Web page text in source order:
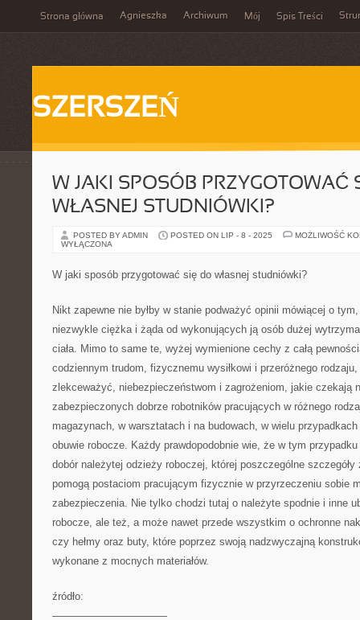
Strona główna Agnieszka Archiwum Mój Spis Treści
SZERSZEŃ
W JAKI SPOSÓB PRZYGOTOWAĆ
WŁASNEJ STUDNIÓWKI?
POSTED BY ADMIN POSTED ON LIP - 8 - 2025
MOŻLIWOŚĆ
WYŁĄCZONA
W jaki sposób przygotować się do własnej studniówki?
Nikt zapewne nie byłby w stanie podważyć opinii mówiącej o
niezwykle ciężka i żąda od wykonujących ją osób dużej
ciała. Mimo to same te, wyżej wymienione cechy z całą
codziennym trudom, fizycznemu wysiłkowi i przeróżnego
zlekceważyć, niebezpieczeństwom i zagrożeniom, jakie czekają
zabezpieczonych dobrze robotników pracujących w różnego
magazynach, w warsztatach i na budowach, w wielu
obuwie robocze. Każdy prawdopodobnie wie, że w tym
dobór należytej odzieży roboczej, której poszczególne szczegóły
pomogą postaciom pracującym fizycznie w przyrzeczeniu sobie
zabezpieczenia. Nie tylko chodzi tutaj o należyte spodnie i inne
robocze, ale też, a może nawet przede wszystkim o ochronne
czy hełmy oraz buty, które poprzez swoją nadzwyczajną
wykonane z mocnych materiałów.
źródło:
———————————